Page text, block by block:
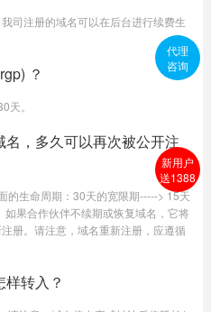
司注册的域名可以在后台进行续费生
？
天。
，多久可以再次被公开注
的生命周期：30天的宽限期-----> 15天
果合作伙伴不续期或恢复域名，它将
册。请注意，域名重新注册，应遵循
转入？
代理
咨询
新用户
送1388